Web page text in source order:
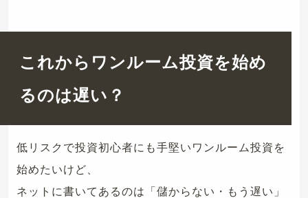
これからワンルーム投資を始め
るのは遅い？
低リスクで投資初心者にも手堅いワンルーム投資を
始めたいけど、
ネットに書いてあるのは「儲からない・もう遅い」